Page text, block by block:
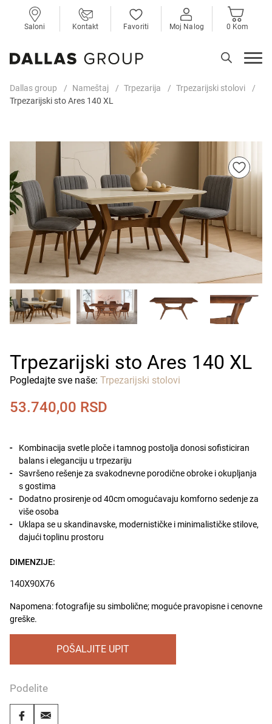
Saloni Kontakt Favoriti Moj Nalog 0 Kom
Dallas group Nameštaj Trpezarija
Trpezarijski stolovi
Trpezarijski sto Ares 140 XL
Trpezarijski sto Ares 140 XL
Pogledajte sve naše: Trpezarijski stolovi
53.740,00 RSD
Kombinacija svetle ploče i tamnog postolja donosi sofisticiran
balans i eleganciju u trpezariju
Savršeno rešenje za svakodnevne porodične obroke i okupljanja
s gostima
Dodatno prosirenje od 40cm omogućavaju komforno sedenje za
više osoba
Uklapa se u skandinavske, modernističke i minimalističke stilove,
dajući toplinu prostoru
DIMENZIJE:
140X90X76
Napomena: fotografije su simbolične; moguće pravopisne i cenovne
greške.
POŠALJITE UPIT
Podelite